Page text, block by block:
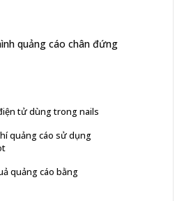
quảng cáo chân đứng
tử dùng trong nails
quảng cáo sử dụng
quảng cáo bằng